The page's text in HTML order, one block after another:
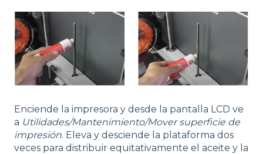
Enciende la impresora y desde la pantalla LCD ve
a Utilidades/Mantenimiento/Mover superficie de
impresión. Eleva y desciende la plataforma dos
veces para distribuir equitativamente el aceite y la